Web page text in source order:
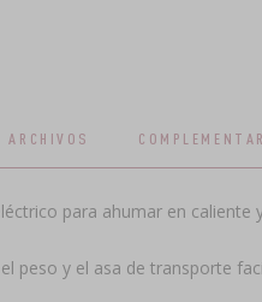
ARCHIVOS
para ahumar en caliente
peso y el asa de transporte